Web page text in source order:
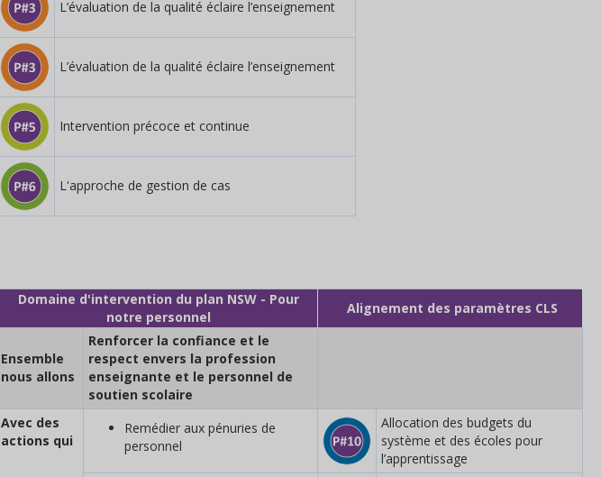
L’évaluation de la qualité éclaire l’enseignement
L’évaluation de la qualité éclaire l’enseignement
Intervention précoce et continue
L'approche de gestion de cas
Domaine d'intervention du plan NSW - Pour
notre personnel
Alignement des paramètres CLS
Ensemble
nous allons
Renforcer la confiance et le
respect envers la profession
enseignante et le personnel de
soutien scolaire
Avec des
actions qui
Remédier aux pénuries de
personnel
Allocation des budgets du
système et des écoles pour
l’apprentissage